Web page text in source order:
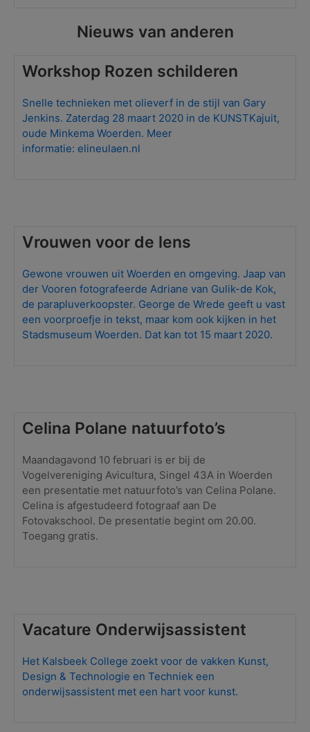
Nieuws van anderen
Workshop Rozen schilderen
Snelle technieken met olieverf in de stijl van Gary
Jenkins. Zaterdag 28 maart 2020 in de KUNSTKajuit,
oude Minkema Woerden. Meer
informatie: elineulaen.nl
Vrouwen voor de lens
Gewone vrouwen uit Woerden en omgeving. Jaap van
der Vooren fotografeerde Adriane van Gulik-de Kok,
de parapluverkoopster. George de Wrede geeft u vast
een voorproefje in tekst, maar kom ook kijken in het
Stadsmuseum Woerden. Dat kan tot 15 maart 2020.
Celina Polane natuurfoto’s
Maandagavond 10 februari is er bij de
Vogelvereniging Avicultura, Singel 43A in Woerden
een presentatie met natuurfoto’s van Celina Polane.
Celina is afgestudeerd fotograaf aan De
Fotovakschool. De presentatie begint om 20.00.
Toegang gratis.
Vacature Onderwijsassistent
Het Kalsbeek College zoekt voor de vakken Kunst,
Design & Technologie en Techniek een
onderwijsassistent met een hart voor kunst.